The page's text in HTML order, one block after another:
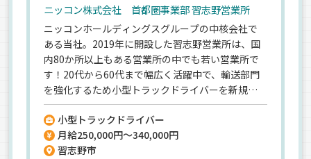
ニッコン株式会社 首都圏事業部 習志野営業所
ニッコンホールディングスグループの中核会社で
ある当社。2019年に開設した習志野営業所は、国
内80か所以上もある営業所の中でも若い営業所で
す！20代から60代まで幅広く活躍中で、輸送部門
を強化するため小型トラックドライバーを新規募
集◎関東エリア内での近距離配送なので泊まり運
行なし♪経験豊富な先輩ドライバーがマンツーマ
ンで指導するので未経験の方、経験が浅い方もご
安心ください^^ゆくゆくは資格取得支援制度を使
小型トラックドライバー
月給250,000円～340,000円
習志野市